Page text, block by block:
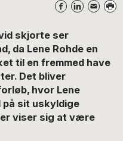
skjorte ser
da Lene Rohde en
til en fremmed have
Det bliver
hvor Lene
sit uskyldige
viser sig at være